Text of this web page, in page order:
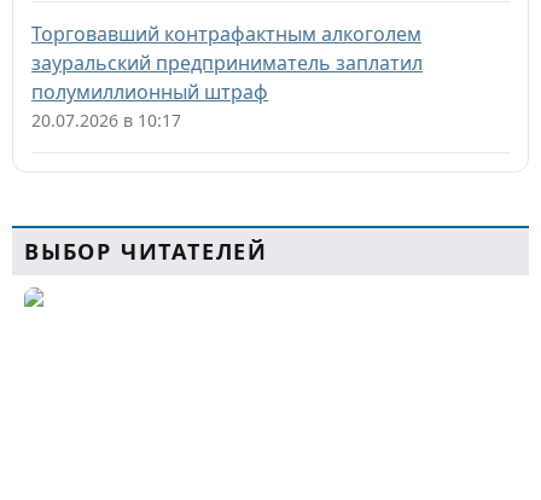
Торговавший контрафактным алкоголем
зауральский предприниматель заплатил
полумиллионный штраф
20.07.2026 в 10:17
ВЫБОР ЧИТАТЕЛЕЙ